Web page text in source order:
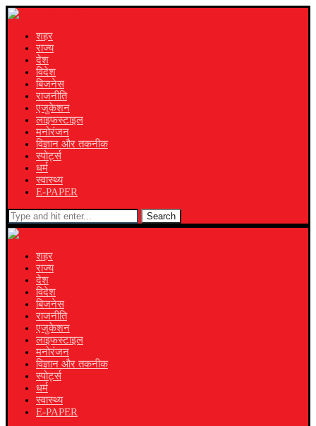
शहर
राज्य
देश
विदेश
बिजनेस
राजनीति
एजुकेशन
लाइफस्टाइल
मनोरंजन
विज्ञान और तकनीक
स्पोर्ट्स
धर्म
स्वास्थ्य
E-PAPER
Search
शहर
राज्य
देश
विदेश
बिजनेस
राजनीति
एजुकेशन
लाइफस्टाइल
मनोरंजन
विज्ञान और तकनीक
स्पोर्ट्स
धर्म
स्वास्थ्य
E-PAPER